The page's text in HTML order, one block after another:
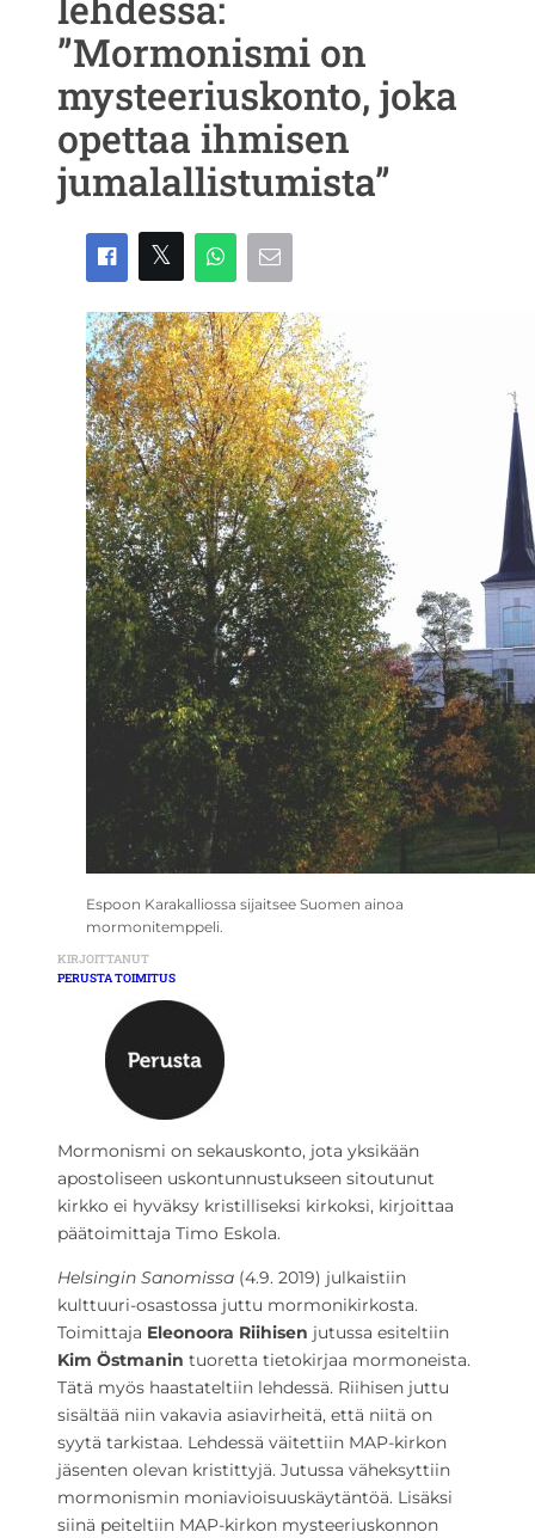
”Mormonismi on
mysteeriuskonto, joka
opettaa ihmisen
jumalallistumista”
Espoon Karakalliossa sijaitsee Suomen ainoa
mormonitemppeli.
KIRJOITTANUT
PERUSTA TOIMITUS
Mormonismi on sekauskonto, jota yksikään
apostoliseen uskontunnustukseen sitoutunut
kirkko ei hyväksy kristilliseksi kirkoksi, kirjoittaa
päätoimittaja Timo Eskola.
Helsingin Sanomissa (4.9. 2019) julkaistiin
kulttuuri-osastossa juttu mormonikirkosta.
Toimittaja Eleonoora Riihisen jutussa esiteltiin
Kim Östmanin tuoretta tietokirjaa mormoneista.
Tätä myös haastateltiin lehdessä. Riihisen juttu
sisältää niin vakavia asiavirheitä, että niitä on
syytä tarkistaa. Lehdessä väitettiin MAP-kirkon
jäsenten olevan kristittyjä. Jutussa väheksyttiin
mormonismin moniavioisuuskäytäntöä. Lisäksi
siinä peiteltiin MAP-kirkon mysteeriuskonnon